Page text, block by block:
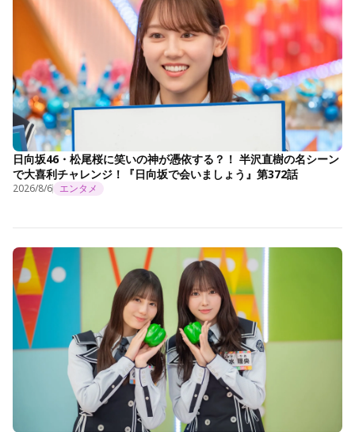
日向坂46・松尾桜に笑いの神が憑依する？！ 半沢直樹の名シーン
で大喜利チャレンジ！『日向坂で会いましょう』第372話
2026/8/6 エンタメ